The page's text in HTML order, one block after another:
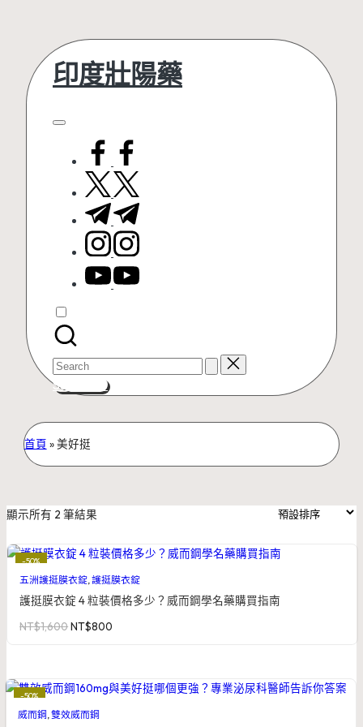
content
印度壯陽藥
facebook.com
twitter.com
t.me
instagram.com
youtube.com
Search
for:
Subscribe
首頁 »美好挺
顯示所有 2 筆結果
-50%
五洲護挺膜衣錠 ,護挺膜衣錠
護挺膜衣錠 4 粒裝價格多少？威而鋼學名藥購買指南
NT$1,600原
NT$800
-50%
威而鋼 ,雙效威而鋼